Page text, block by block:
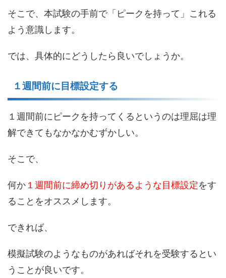
そこで、本試験の手前で「ピークを持って」これる
よう意識します。
では、具体的にどうしたら良いでしょうか。
１週間前に目標設定する
１週間前にピークを持ってくるというのは理屈は理
解できてもなかなかむずかしい。
そこで、
何か１週間前に締め切りがあるような目標設定をす
ることをオススメします。
できれば、
模擬試験のようなものがあればそれを受験するとい
うことが良いです。